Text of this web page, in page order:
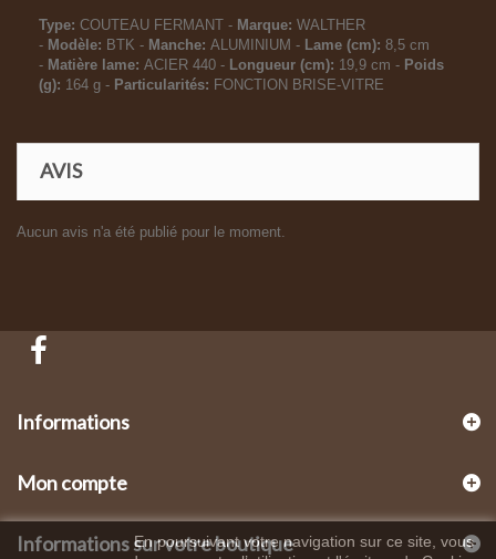
Type: COUTEAU FERMANT - Marque: WALTHER
- Modèle: BTK - Manche: ALUMINIUM - Lame (cm): 8,5 cm
- Matière lame: ACIER 440 - Longueur (cm): 19,9 cm - Poids
(g): 164 g - Particularités: FONCTION BRISE-VITRE
AVIS
Aucun avis n'a été publié pour le moment.
Informations
Mon compte
Informations sur votre boutique
En poursuivant votre navigation sur ce site, vous